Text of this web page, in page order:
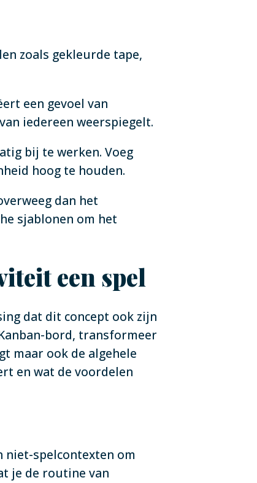
zoals gekleurde tape,
een gevoel van
iedereen weerspiegelt.
bij te werken. Voeg
hoog te houden.
dan het
sjablonen om het
een spel
dat dit concept ook zijn
bord, transformeer
maar ook de algehele
en wat de voordelen
niet-spelcontexten om
je de routine van